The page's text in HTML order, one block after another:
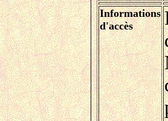
Informations
d'accès